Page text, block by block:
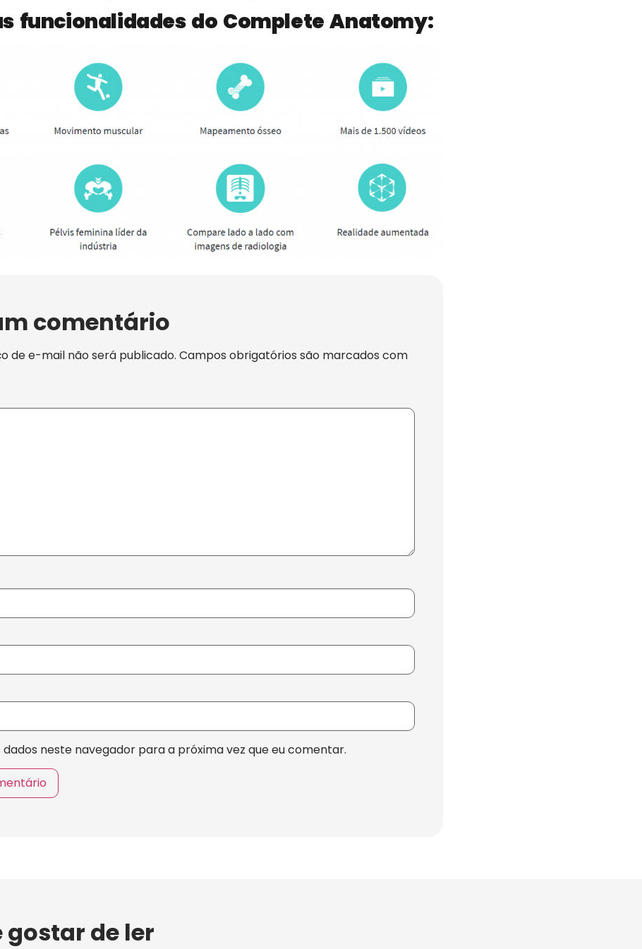
funcionalidades do Complete Anatomy:
comentário
de e-mail não será publicado. Campos obrigatórios são marcados com
dados neste navegador para a próxima vez que eu comentar.
de ler